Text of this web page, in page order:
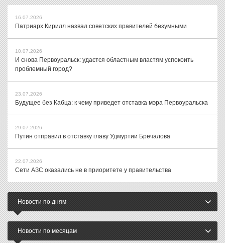
16.07.2026
Патриарх Кирилл назвал советских правителей безумными
10.07.2026
И снова Первоуральск: удастся областным властям успокоить
проблемный город?
23.07.2026
Будущее без Кабца: к чему приведет отставка мэра Первоуральска
29.07.2026
Путин отправил в отставку главу Удмуртии Бречалова
22.07.2026
Сети АЗС оказались не в приоритете у правительства
Новости по дням
Новости по месяцам